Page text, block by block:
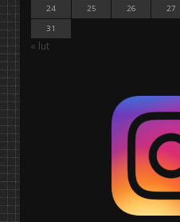
24
25 26 27
31
« lut